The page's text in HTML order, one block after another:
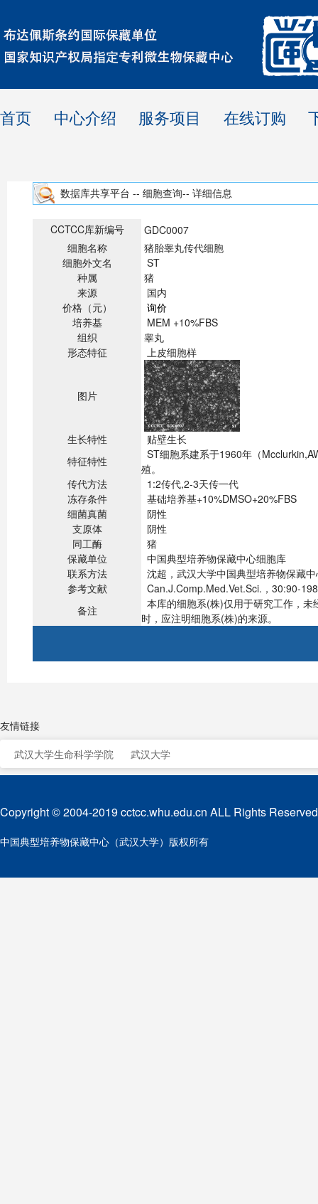
首页 中心介绍 服务项目 在线订购
数据库共享平台 -- 细胞查询-- 详细信息
CCTCC库新编号
GDC0007
细胞名称
猪胎睾丸传代细胞
细胞外文名
ST
种属
猪
来源
国内
价格（元）
询价
培养基
MEM +10%FBS
组织
睾丸
形态特征
上皮细胞样
图片
生长特性
贴壁生长
特征特性
ST细胞系建系于1960年（
殖。
传代方法
1:2传代,2-3天传一代
冻存条件
基础培养基+10%DMSO+20%FBS
细菌真菌
阴性
支原体
阴性
同工酶
猪
保藏单位
中国典型培养物保藏中心细胞库
联系方法
沈超，武汉大学中国典型培养物保藏
参考文献
Can.J.Comp.Med.Vet.Sci.，30:90-
备注
本库的细胞系(株)仅用于研究工作，
时，应注明细胞系(株)的来源。
友情链接
武汉大学生命科学学院
武汉大学
Copyright © 2004-2019 cctcc.whu.edu.cn ALL Rights
中国典型培养物保藏中心（武汉大学）版权所有